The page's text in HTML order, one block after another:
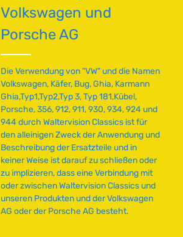
Volkswagen und
Porsche AG
Die Verwendung von "VW" und die Namen
Volkswagen, Käfer, Bug, Ghia, Karmann
Ghia,Typ1,Typ2,Typ 3, Typ 181,Kübel,
Porsche, 356, 912, 911, 930, 934, 924 und
944 durch Waltervision Classics ist für
den alleinigen Zweck der Anwendung und
Beschreibung der Ersatzteile und in
keiner Weise ist darauf zu schließen oder
zu implizieren, dass eine Verbindung mit
oder zwischen Waltervision Classics und
unseren Produkten und der Volkswagen
AG oder der Porsche AG besteht.